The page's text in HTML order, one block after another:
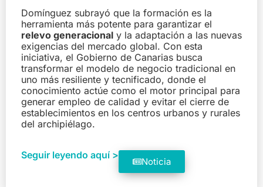
Domínguez subrayó que la formación es la
herramienta más potente para garantizar el
relevo generacional y la adaptación a las nuevas
exigencias del mercado global. Con esta
iniciativa, el Gobierno de Canarias busca
transformar el modelo de negocio tradicional en
uno más resiliente y tecnificado, donde el
conocimiento actúe como el motor principal para
generar empleo de calidad y evitar el cierre de
establecimientos en los centros urbanos y rurales
del archipiélago.
Seguir leyendo aquí >
Noticia